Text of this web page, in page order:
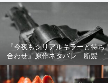
『今夜もシリアルキラーと待ち
合わせ』原作ネタバレ 断髪オ
ブジェ殺人事件 犯人の正体や
結末を解説